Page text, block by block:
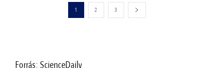
1 2 3
Forrás: ScienceDaily